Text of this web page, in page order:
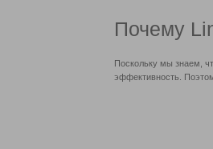
Почему
Поскольку мы знаем,
эффективность.